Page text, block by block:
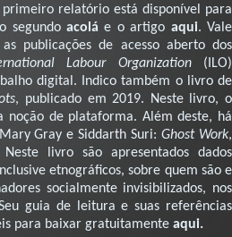
relatório está disponível para
segundoacolá e o artigo aqui. Vale
publicações de acesso aberto dos
Labour Organization(ILO)
digital. Indico também o livro de
, publicado em 2019. Neste livro, o
noção de plataforma. Além deste, há
Gray e Siddarth Suri:Ghost Work,
livro são apresentados dados
etnográficos, sobre quem são e
socialmente invisibilizados, nos
guia de leitura e suas referências
para baixar gratuitamente aqui.